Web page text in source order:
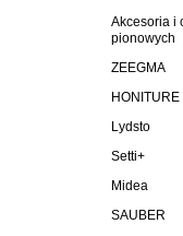
Akcesoria i
pionowych
ZEEGMA
HONITURE
Lydsto
Setti+
Midea
SAUBER